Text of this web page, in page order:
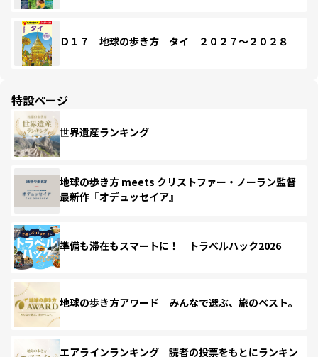
Ｄ１７ 地球の歩き方 タイ ２０２７～２０２８
特設ページ
世界遺産ランキング
地球の歩き方 meets クリストファー・ノーラン監督
最新作『オデュッセイア』
準備も滞在もスマートに！ トラベルハック2026
地球の歩き方アワード みんなで選ぶ、旅のベスト。
エアラインランキング 読者の投票をもとにランキン